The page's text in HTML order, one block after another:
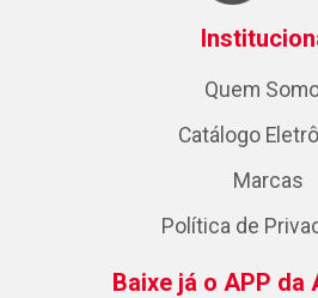
Quem
Catálogo
Marcas
Política de
Baixe já o APP da